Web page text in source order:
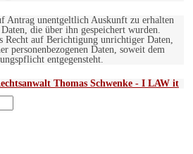
Antrag unentgeltlich Auskunft zu erhalten
die über ihn gespeichert wurden.
Recht auf Berichtigung unrichtiger Daten,
personenbezogenen Daten, soweit dem
entgegensteht.
Thomas Schwenke - I LAW it